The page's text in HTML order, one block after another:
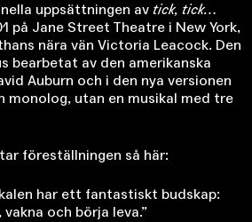
uppsättningen av tick, tick…
på Jane Street Theatre i New York,
nära vän Victoria Leacock. Den
bearbetat av den amerikanska
Auburn och i den nya versionen
monolog, utan en musikal med tre
föreställningen så här:
har ett fantastiskt budskap:
och börja leva.”